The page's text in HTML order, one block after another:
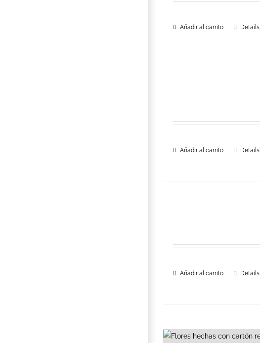
Añadir al carrito Details
Añadir al carrito Details
Añadir al carrito Details